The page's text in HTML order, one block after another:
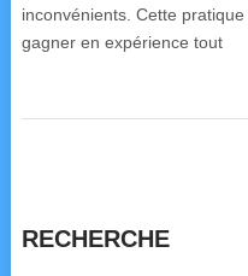
inconvénients. Cette
gagner en expérience tout
RECHERCHE